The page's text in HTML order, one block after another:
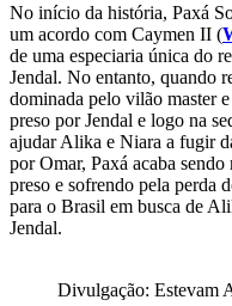
No início da história, Paxá
um acordo com Caymen II (
de uma especiaria única do
Jendal. No entanto, quando
dominada pelo vilão master
preso por Jendal e logo na
ajudar Alika e Niara a fugir
por Omar, Paxá acaba
preso e sofrendo pela perda
para o Brasil em busca de
Jendal.
Divulgação: Estevam